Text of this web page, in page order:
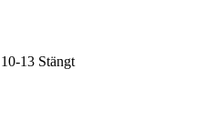
10-13 Stängt